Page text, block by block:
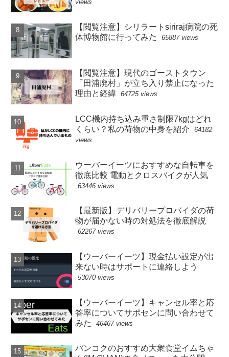
views
【閲覧注意】シリラートsiriraj病院の死
体博物館に行ってみた
65887 views
【閲覧注意】現代のゴーストタウン
「田浦廃村」が立ち入り禁止になった
理由と経緯
64725 views
LCC機内持ち込み重さ制限7kgはどれ
くらい？私の荷物の中身を紹介
64182
views
ウーバーイーツにおすすめな自転車を
徹底比較 電動とクロスバイクが人気
63446 views
【最新版】デリバリープロバイダの荷
物が届かない時の対処法を徹底解説
62267 views
【ウーバーイーツ】現金払い設定が出
来ない時はサポートに連絡しよう
53070 views
【ウーバーイーツ】キャンセル率と応
答率についてサポセンに問い合わせて
みた
46467 views
バンコクのおすすめ大衆食堂イムちゃ